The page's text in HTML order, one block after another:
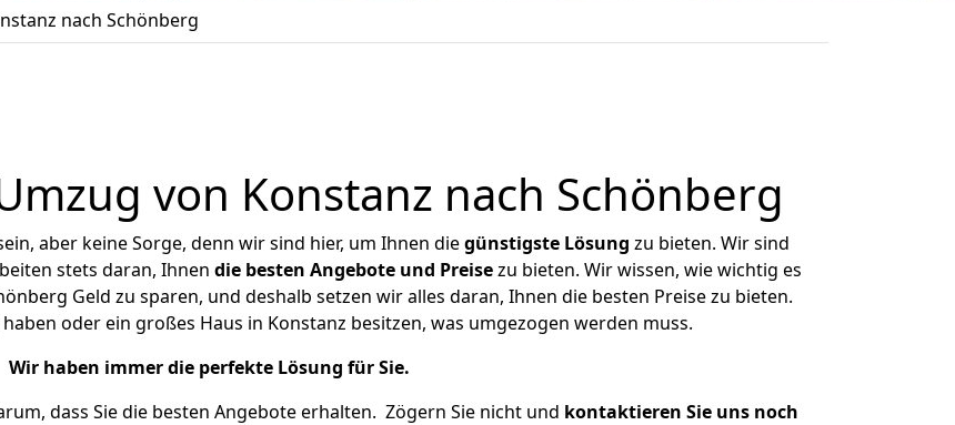
nach Schönberg
von Konstanz nach Schönberg
aber keine Sorge, denn wir sind hier, um Ihnen diegünstigste Lösung zu bieten. Wir sind
stets daran, Ihnen die besten Angebote und Preisezu bieten. Wir wissen, wie wichtig es
Geld zu sparen, und deshalb setzen wir alles daran, Ihnen die besten Preise zu bieten.
oder ein großes Haus in Konstanz besitzen, was umgezogen werden muss.
Wir haben immer die perfekte Lösung für Sie.
dass Sie die besten Angebote erhalten. Zögern Sie nicht und kontaktieren Sie uns noch